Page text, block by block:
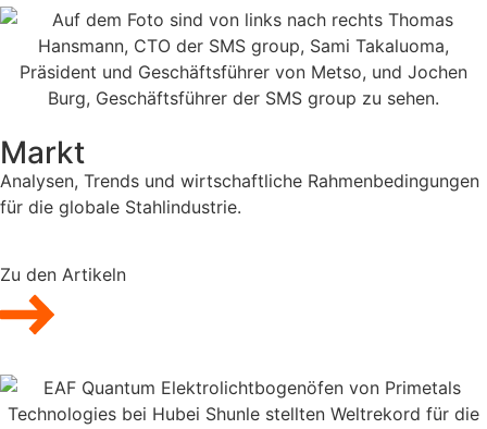
Markt
Analysen, Trends und wirtschaftliche Rahmenbedingungen
für die globale Stahlindustrie.
Zu den Artikeln